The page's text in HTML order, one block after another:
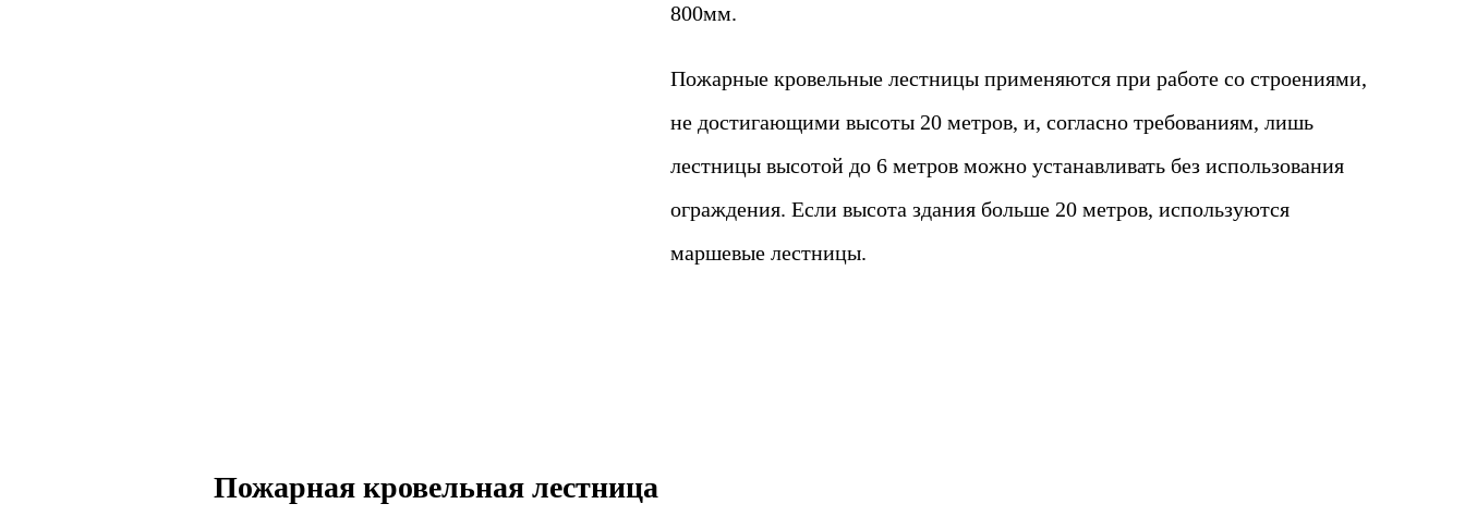
800мм.
Пожарные кровельные лестницы применяются при работе со строениями,
не достигающими высоты 20 метров, и, согласно требованиям, лишь
лестницы высотой до 6 метров можно устанавливать без использования
ограждения. Если высота здания больше 20 метров, используются
маршевые лестницы.
Пожарная кровельная лестница